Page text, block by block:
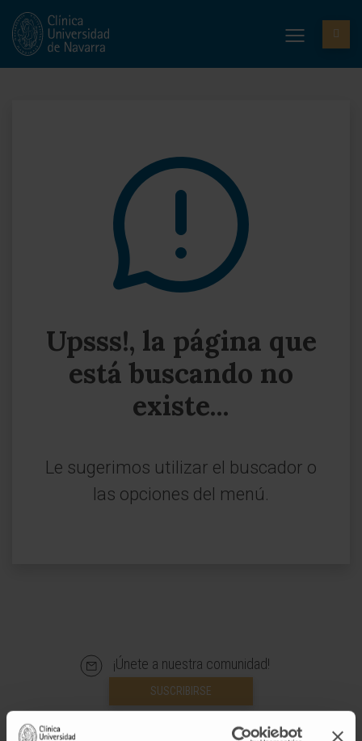
Upsss!, la página que
está buscando no
existe...
Le sugerimos utilizar el buscador o
las opciones del menú.
¡Únete a nuestra comunidad!
SUSCRIBIRSE